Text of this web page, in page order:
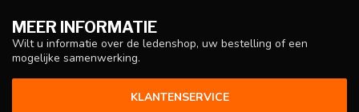
MEER INFORMATIE
Wilt u informatie over de ledenshop, uw bestelling of een
mogelijke samenwerking.
KLANTENSERVICE